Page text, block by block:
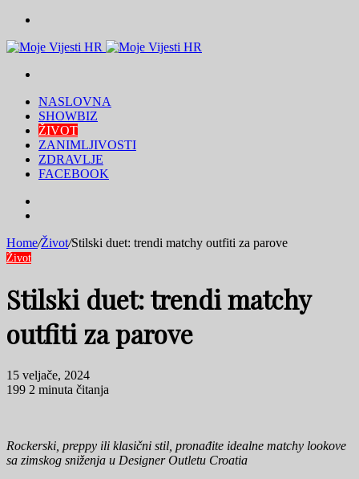
NASLOVNA
SHOWBIZ
ŽIVOT
ZANIMLJIVOSTI
ZDRAVLJE
FACEBOOK
Home/Život/Stilski duet: trendi matchy outfiti za parove
Život
Stilski duet: trendi matchy
outfiti za parove
15 veljače, 2024
199 2 minuta čitanja
Rockerski, preppy ili klasični stil, pronađite idealne matchy lookove
sa zimskog sniženja u Designer Outletu Croatia